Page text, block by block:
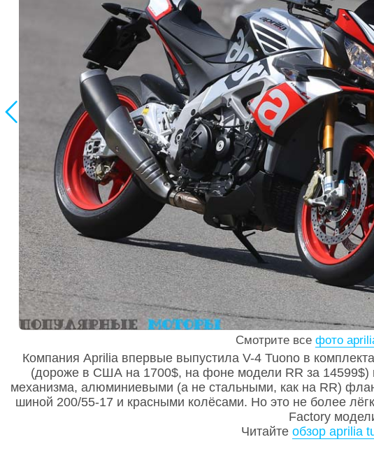

Смотрите все фото
Компания Aprilia впервые выпустила V-4 Tuono в
(дороже в США на 1700$, на фоне модели RR за 14599$)
механизма, алюминиевыми (а не стальными, как на RR)
шиной 200/55-17 и красными колёсами. Но это не более
Factory
Читайте обзор aprilia